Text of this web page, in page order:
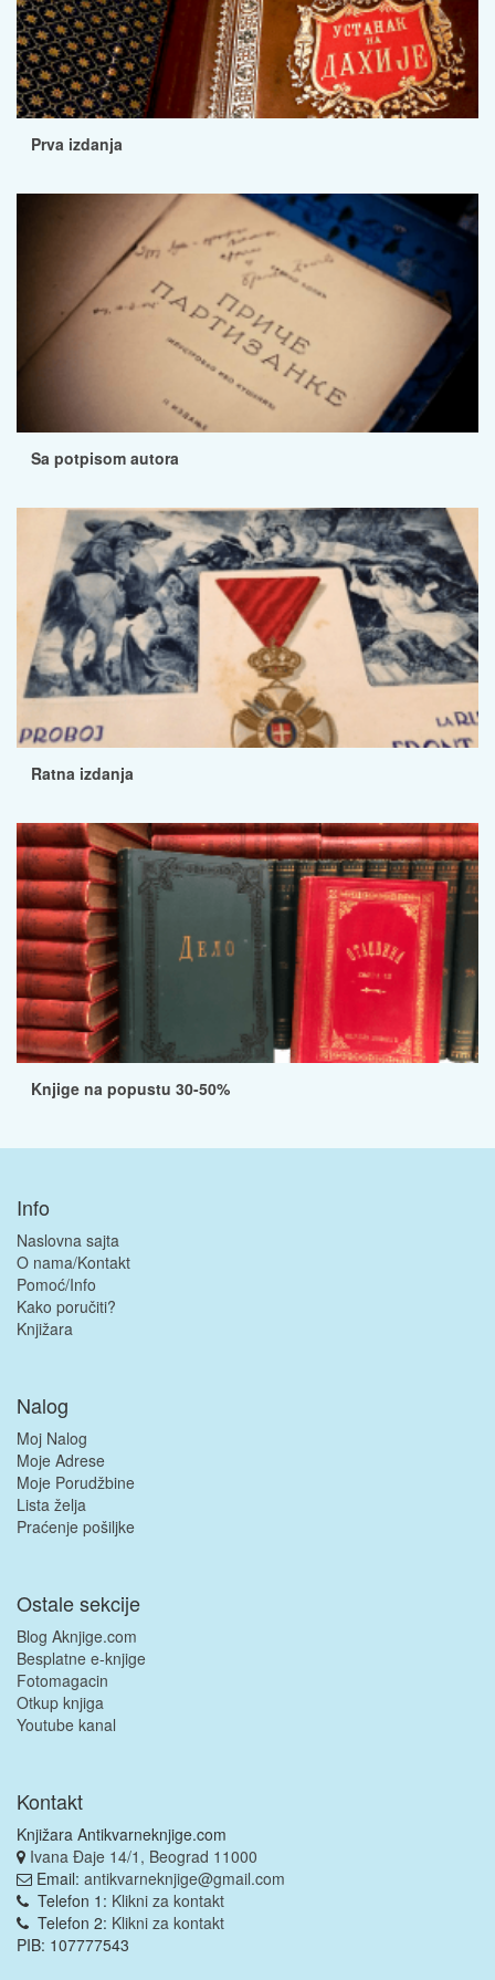
Prva izdanja
Sa potpisom autora
Ratna izdanja
Knjige na popustu 30-50%
Info
Naslovna sajta
O nama/Kontakt
Pomoć/Info
Kako poručiti?
Knjižara
Nalog
Moj Nalog
Moje Adrese
Moje Porudžbine
Lista želja
Praćenje pošiljke
Ostale sekcije
Blog Aknjige.com
Besplatne e-knjige
Fotomagacin
Otkup knjiga
Youtube kanal
Kontakt
Knjižara Antikvarneknjige.com
Ivana Đaje 14/1, Beograd 11000
Email: antikvarneknjige@gmail.com
Telefon 1: Klikni za kontakt
Telefon 2: Klikni za kontakt
PIB: 107777543